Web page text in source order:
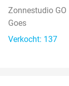
Zonnestudio GO
Goes
Verkocht: 137